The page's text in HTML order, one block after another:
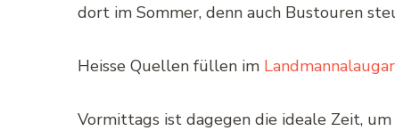
dort im Sommer, denn auch Bustouren
Heisse Quellen füllen im Landmannalaugar
Vormittags ist dagegen die ideale Zeit, um